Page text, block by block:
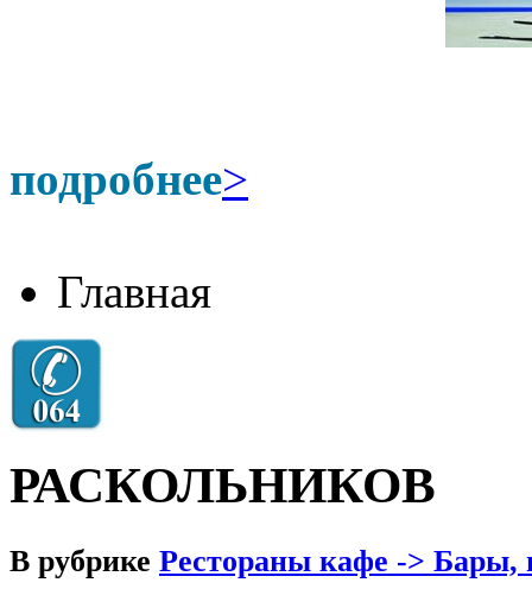
подробнее>
Главная
РАСКОЛЬНИКОВ
В рубрике Рестораны кафе -> Бары,